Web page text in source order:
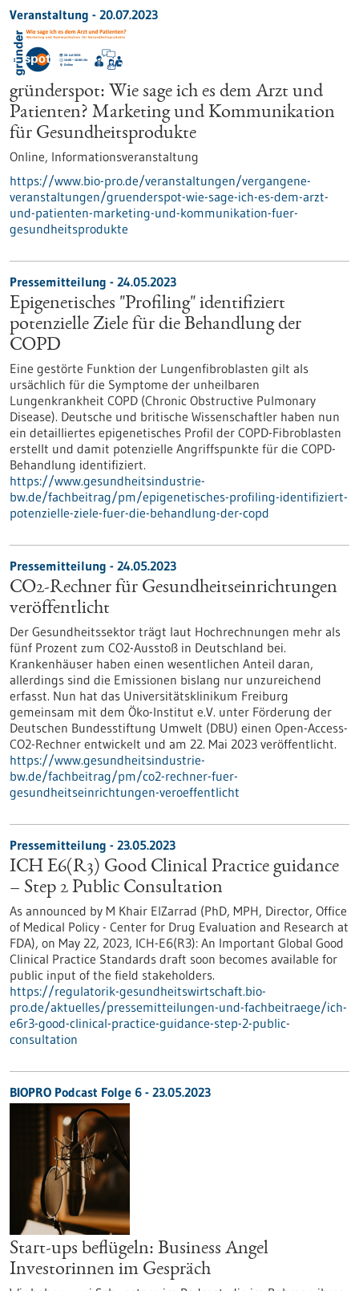
Veranstaltung - 20.07.2023
gründerspot: Wie sage ich es dem Arzt und
Patienten? Marketing und Kommunikation
für Gesundheitsprodukte
Online, Informationsveranstaltung
https://www.bio-pro.de/veranstaltungen/vergangene-
veranstaltungen/gruenderspot-wie-sage-ich-es-dem-arzt-
und-patienten-marketing-und-kommunikation-fuer-
gesundheitsprodukte
Pressemitteilung - 24.05.2023
Epigenetisches "Profiling" identifiziert
potenzielle Ziele für die Behandlung der
COPD
Eine gestörte Funktion der Lungenfibroblasten gilt als
ursächlich für die Symptome der unheilbaren
Lungenkrankheit COPD (Chronic Obstructive Pulmonary
Disease). Deutsche und britische Wissenschaftler haben nun
ein detailliertes epigenetisches Profil der COPD-Fibroblasten
erstellt und damit potenzielle Angriffspunkte für die COPD-
Behandlung identifiziert.
https://www.gesundheitsindustrie-
bw.de/fachbeitrag/pm/epigenetisches-profiling-identifiziert-
potenzielle-ziele-fuer-die-behandlung-der-copd
Pressemitteilung - 24.05.2023
CO2-Rechner für Gesundheitseinrichtungen
veröffentlicht
Der Gesundheitssektor trägt laut Hochrechnungen mehr als
fünf Prozent zum CO2-Ausstoß in Deutschland bei.
Krankenhäuser haben einen wesentlichen Anteil daran,
allerdings sind die Emissionen bislang nur unzureichend
erfasst. Nun hat das Universitätsklinikum Freiburg
gemeinsam mit dem Öko-Institut e.V. unter Förderung der
Deutschen Bundesstiftung Umwelt (DBU) einen Open-Access-
CO2-Rechner entwickelt und am 22. Mai 2023 veröffentlicht.
https://www.gesundheitsindustrie-
bw.de/fachbeitrag/pm/co2-rechner-fuer-
gesundheitseinrichtungen-veroeffentlicht
Pressemitteilung - 23.05.2023
ICH E6(R3) Good Clinical Practice guidance
– Step 2 Public Consultation
As announced by M Khair ElZarrad (PhD, MPH, Director, Office
of Medical Policy - Center for Drug Evaluation and Research at
FDA), on May 22, 2023, ICH-E6(R3): An Important Global Good
Clinical Practice Standards draft soon becomes available for
public input of the field stakeholders.
https://regulatorik-gesundheitswirtschaft.bio-
pro.de/aktuelles/pressemitteilungen-und-fachbeitraege/ich-
e6r3-good-clinical-practice-guidance-step-2-public-
consultation
BIOPRO Podcast Folge 6 - 23.05.2023
Start-ups beflügeln: Business Angel
Investorinnen im Gespräch